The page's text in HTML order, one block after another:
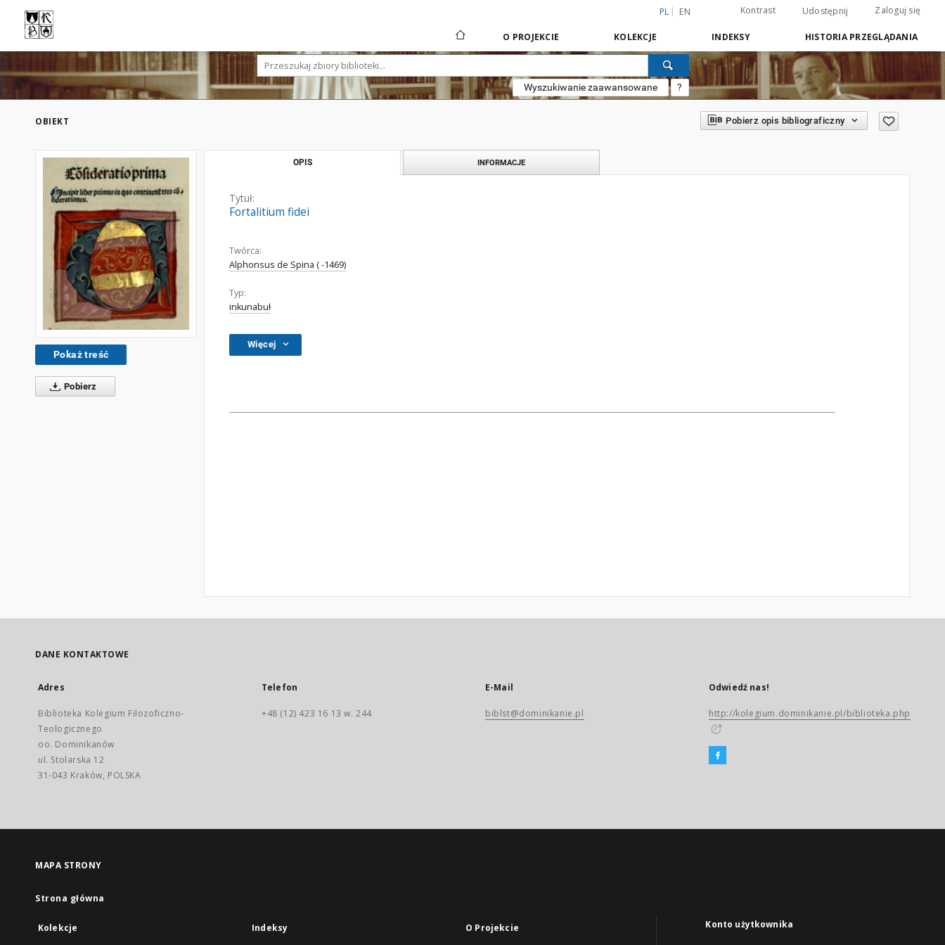
PL EN Kontrast Udostępnij Zaloguj się
O PROJEKCIE KOLEKCJE INDEKSY HISTORIA PRZEGLĄDANIA
Wyszukiwanie zaawansowane ?
OBIEKT Pobierz opis bibliograficzny
Pokaż treść
Pobierz
OPIS INFORMACJE
Tytuł:
Fortalitium fidei
Twórca:
Alphonsus de Spina ( -1469)
Typ:
inkunabuł
Więcej
DANE KONTAKTOWE
Adres
Biblioteka Kolegium Filozoficzno-
Teologicznego
oo. Dominikanów
ul. Stolarska 12
31-043 Kraków, POLSKA
Telefon
+48 (12) 423 16 13 w. 244
E-Mail
biblst@dominikanie.pl
Odwiedź nas!
http://kolegium.dominikanie.pl/biblioteka.php
MAPA STRONY
Strona główna
Kolekcje Indeksy O Projekcie Konto użytkownika